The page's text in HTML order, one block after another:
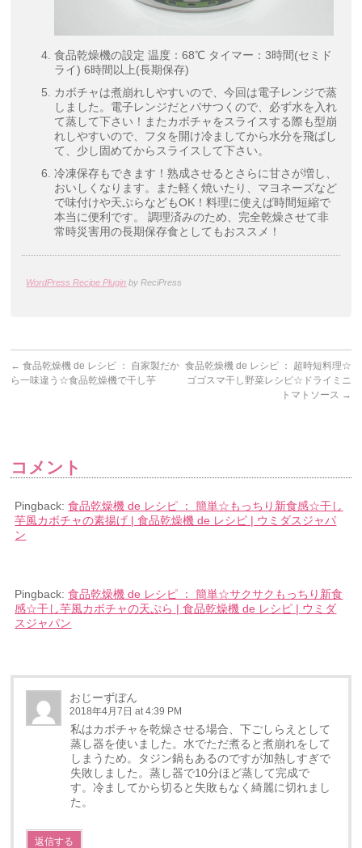
食品乾燥機の設定 温度：68℃ タイマー：3時間(セミド
ライ) 6時間以上(長期保存)
カボチャは煮崩れしやすいので、今回は電子レンジで蒸
しました。電子レンジだとパサつくので、必ず水を入れ
て蒸して下さい！またカボチャをスライスする際も型崩
れしやすいので、フタを開け冷ましてから水分を飛ばし
て、少し固めてからスライスして下さい。
冷凍保存もできます！熟成させるとさらに甘さが増し、
おいしくなります。また軽く焼いたり、マヨネーズなど
で味付けや天ぷらなどもOK！料理に使えば時間短縮で
本当に便利です。 調理済みのため、完全乾燥させて非
常時災害用の長期保存食としてもおススメ！
WordPress Recipe Plugin by ReciPress
← 食品乾燥機 de レシピ ： 自家製だか
ら一味違う☆食品乾燥機で干し芋
食品乾燥機 de レシピ ： 超時短料理☆
ゴゴスマ干し野菜レシピ☆ドライミニ
トマトソース →
コメント
Pingback:食品乾燥機 de レシピ ： 簡単☆もっちり新食感☆干し
芋風カボチャの素揚げ | 食品乾燥機 de レシピ | ウミダスジャパ
ン
Pingback:食品乾燥機 de レシピ ： 簡単☆サクサクもっちり新食
感☆干し芋風カボチャの天ぷら | 食品乾燥機 de レシピ | ウミダ
スジャパン
おじーずぼん
2018年4月7日 at 4:39 PM
私はカボチャを乾燥させる場合、下ごしらえとして
蒸し器を使いました。水でただ煮ると煮崩れをして
しまうため。タジン鍋もあるのですが加熱しすぎで
失敗しました。蒸し器で10分ほど蒸して完成で
す。冷ましてから切ると失敗もなく綺麗に切れまし
た。
返信する